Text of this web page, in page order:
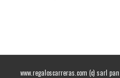
www.regaloscarreras.com (c) sarl